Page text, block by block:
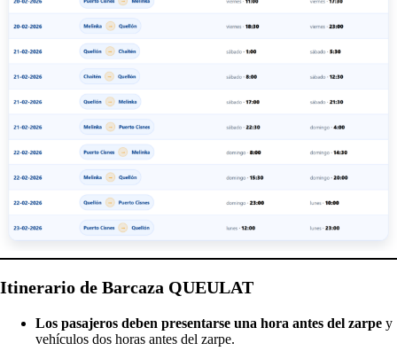
Itinerario de Barcaza QUEULAT
Los pasajeros deben presentarse una hora antes del zarpe y
vehículos dos horas antes del zarpe.